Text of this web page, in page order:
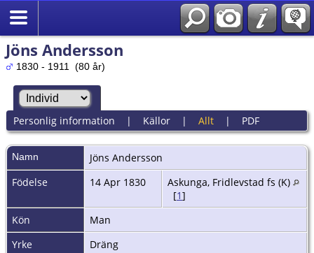
Jöns Andersson
1830 - 1911 (80 år)
Personlig information | Källor| Allt| PDF
Namn Jöns Andersson
Födelse
14 Apr 1830
Askunga, Fridlevstad fs (K)
[1]
Kön
Man
Yrke
Dräng